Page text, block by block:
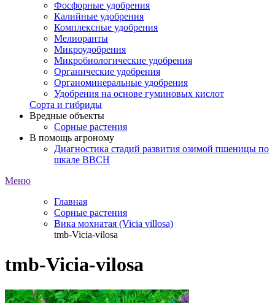
Фосфорные удобрения
Калийные удобрения
Комплексные удобрения
Мелиоранты
Микроудобрения
Микробиологические удобрения
Органические удобрения
Органоминеральные удобрения
Удобрения на основе гуминовых кислот
Сорта и гибриды
Вредные объекты
Сорные растения
В помощь агроному
Диагностика стадий развития озимой пшеницы по
шкале ВВСН
Меню
Главная
Сорные растения
Вика мохнатая (Vicia villosa)
tmb-Vicia-vilosa
tmb-Vicia-vilosa